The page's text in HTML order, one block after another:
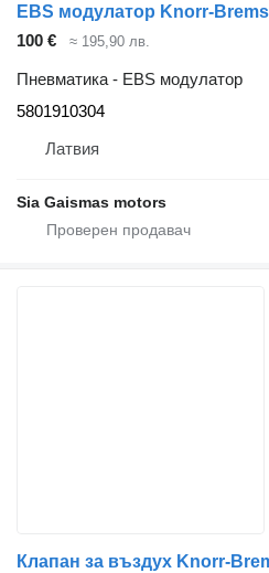
100 € ≈ 195,90 лв.
Пневматика - EBS модулатор
5801910304
Латвия
Sia Gaismas motors